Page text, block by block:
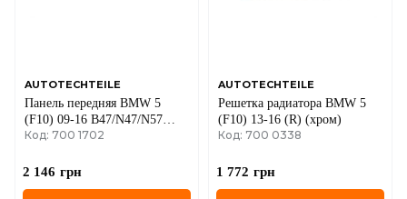
AUTOTECHTEILE
Панель передняя BMW 5
(F10) 09-16 B47/N47/N57
(верх)
Код: 700 1702
2 146 грн
AUTOTECHTEILE
Решетка радиатора BMW 5
(F10) 13-16 (R) (хром)
Код: 700 0338
1 772 грн